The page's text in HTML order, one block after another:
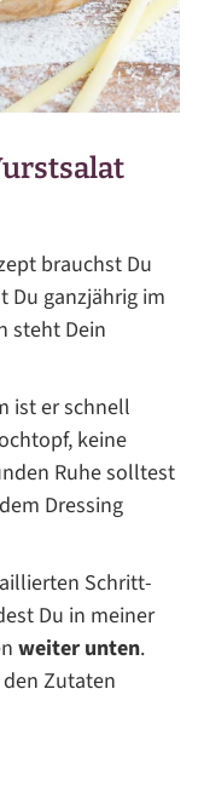
brauchst Du
Du ganzjährig im
steht Dein
ist er schnell
keine
Ruhe solltest
Dressing
Schritt-
Du in meiner
weiter unten.
Zutaten